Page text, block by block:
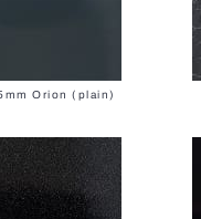
Orion (plain)